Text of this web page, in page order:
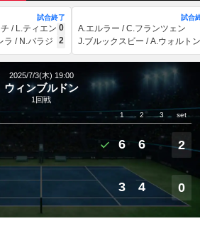
試合終了
/ L.ティエン 0
ラ / N.バラジ
2
試合
A.エルラー / C.フランツェン
J.ブルックスビー / A.ウォルトン
2025/7/3(木) 19:00
ウィンブルドン
1回戦
1 2 3 set
6 6 2
3 4 0